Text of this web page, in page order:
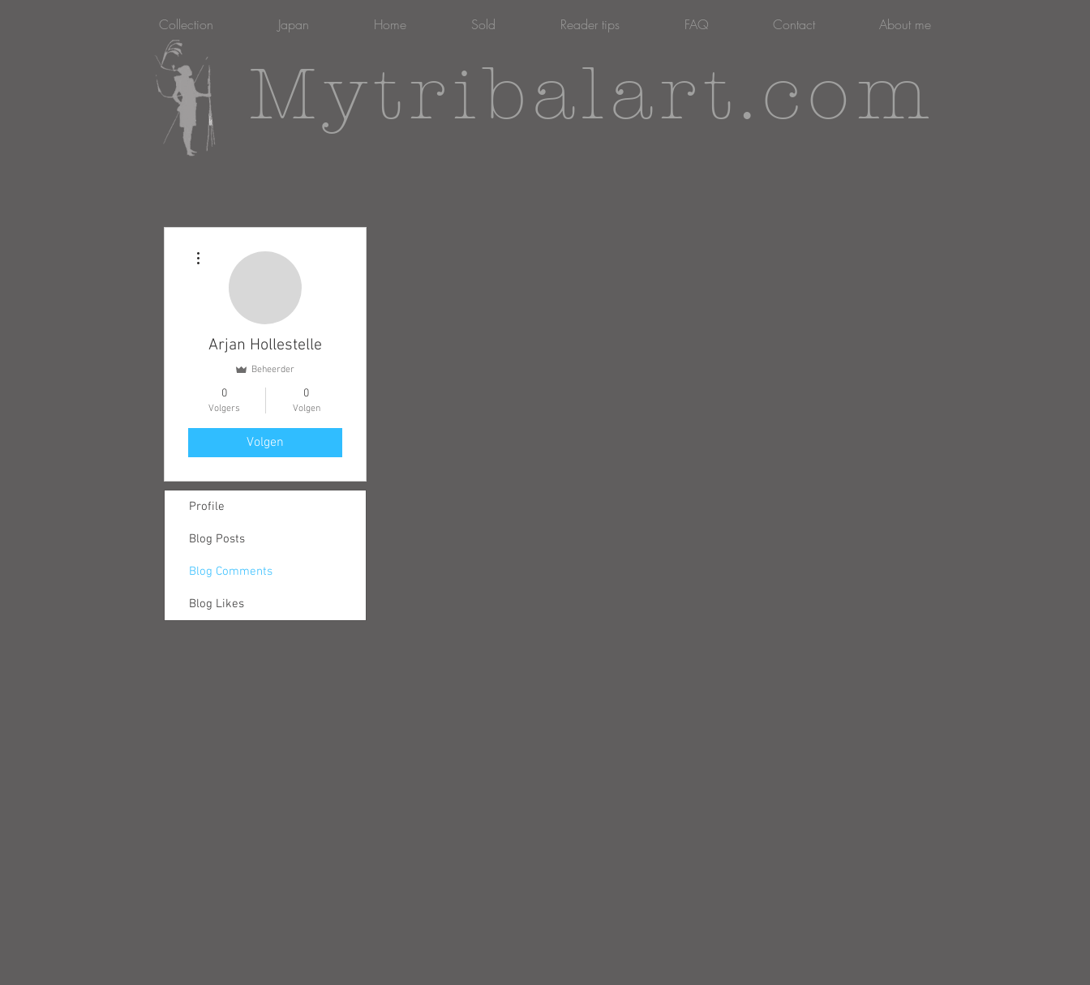
Mytribalart.com
Collection Japan Home Sold Reader tips FAQ Contact About me
Arjan Hollestelle
Beheerder
0
Volgers
0
Volgen
Volgen
Profile
Blog Posts
Blog Comments
Blog Likes